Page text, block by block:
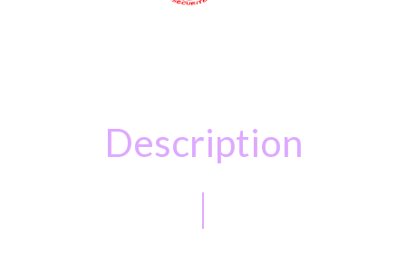
Description